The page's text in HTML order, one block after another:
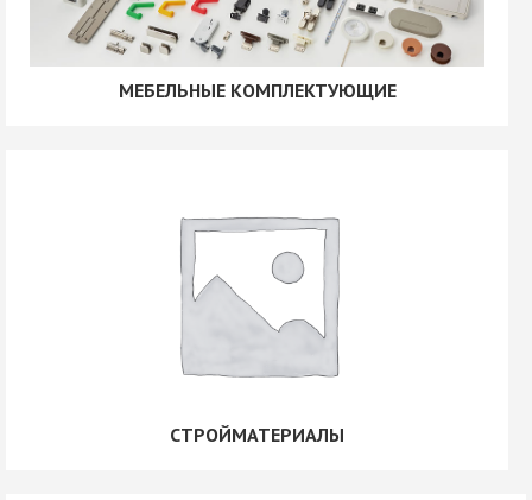
МЕБЕЛЬНЫЕ КОМПЛЕКТУЮЩИЕ
СТРОЙМАТЕРИАЛЫ